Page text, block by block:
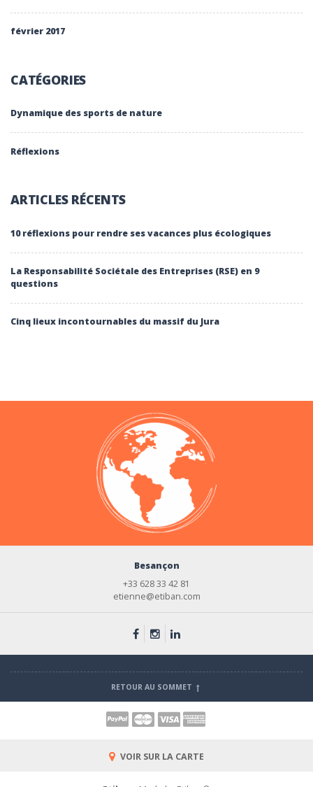
février 2017
CATÉGORIES
Dynamique des sports de nature
Réflexions
ARTICLES RÉCENTS
10 réflexions pour rendre ses vacances plus écologiques
La Responsabilité Sociétale des Entreprises (RSE) en 9
questions
Cinq lieux incontournables du massif du Jura
Besançon
+33 628 33 42 81
etienne@etiban.com
RETOUR AU SOMMET
VOIR SUR LA CARTE